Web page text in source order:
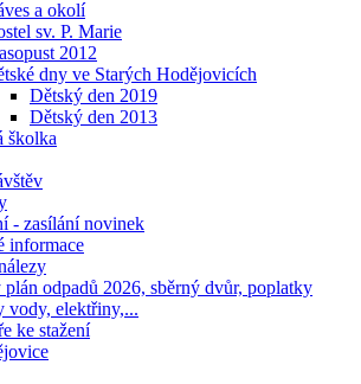
a okolí
sv. P. Marie
2012
dny ve Starých Hodějovicích
Dětský den 2019
Dětský den 2013
školka
- zasílání novinek
informace
plán odpadů 2026, sběrný dvůr, poplatky
vody, elektřiny,...
ke stažení